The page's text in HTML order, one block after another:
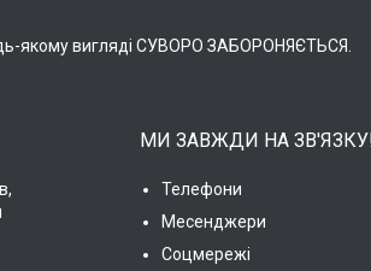
якому вигляді СУВОРО ЗАБОРОНЯЄТЬСЯ.
МИ ЗАВЖДИ НА
Телефони
Месенджери
Соцмережі